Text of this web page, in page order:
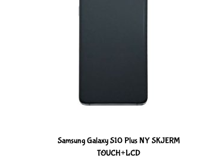
Samsung Galaxy S10 Plus NY SKJERM
TOUCH+LCD